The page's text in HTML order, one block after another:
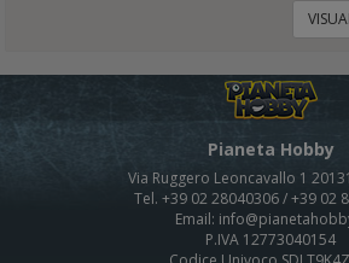
Pianeta Hobby
Via Ruggero Leoncavallo 1
Tel. +39 02 28040306 / +39 02
Email:
P.IVA 12773040154